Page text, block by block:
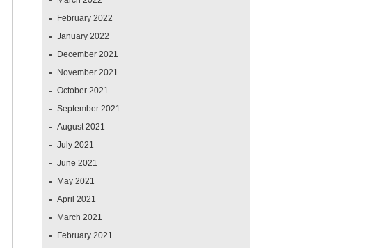
February 2022
January 2022
December 2021
November 2021
October 2021
September 2021
August 2021
July 2021
June 2021
May 2021
April 2021
March 2021
February 2021